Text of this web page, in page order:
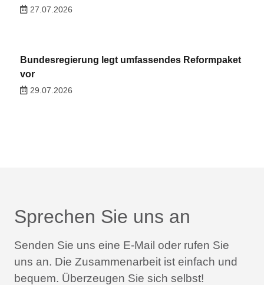
27.07.2026
Bundesregierung legt umfassendes Reformpaket
vor
29.07.2026
Sprechen Sie uns an
Senden Sie uns eine E-Mail oder rufen Sie
uns an. Die Zusammenarbeit ist einfach und
bequem. Überzeugen Sie sich selbst!